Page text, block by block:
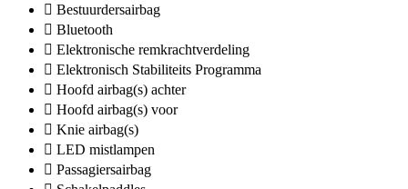
Bestuurdersairbag
Bluetooth
Elektronische remkrachtverdeling
Elektronisch Stabiliteits Programma
Hoofd airbag(s) achter
Hoofd airbag(s) voor
Knie airbag(s)
LED mistlampen
Passagiersairbag